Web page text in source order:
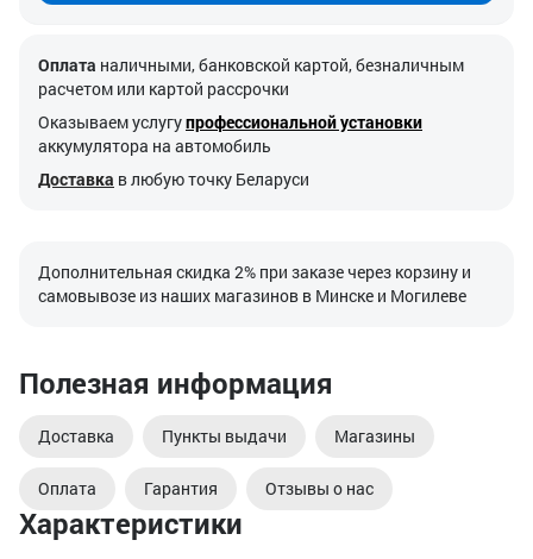
Характеристики
Оплата наличными, банковской картой, безналичным
расчетом или картой рассрочки
Оказываем услугупрофессиональной установки
аккумулятора на автомобиль
Доставка в любую точку Беларуси
Дополнительная скидка 2% при заказе через корзину и
самовывозе из наших магазинов в Минске и Могилеве
Полезная информация
Доставка Пункты выдачи Магазины
Оплата Гарантия Отзывы о нас